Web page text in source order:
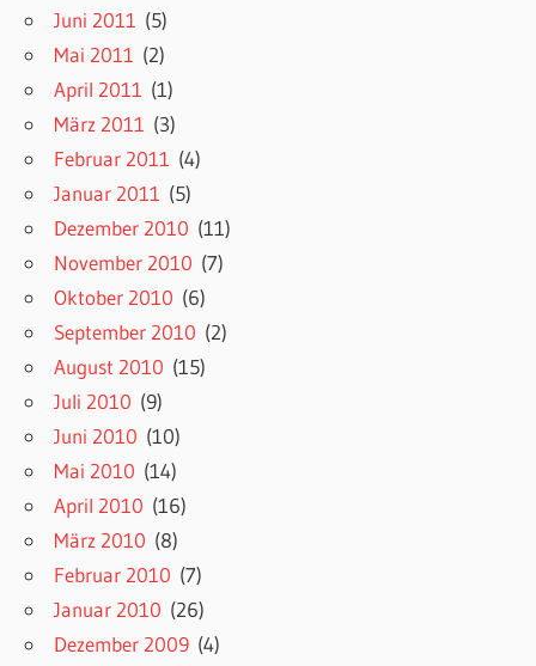
Juni 2011 (5)
Mai 2011 (2)
April 2011 (1)
März 2011 (3)
Februar 2011 (4)
Januar 2011 (5)
Dezember 2010 (11)
November 2010 (7)
Oktober 2010 (6)
September 2010 (2)
August 2010 (15)
Juli 2010 (9)
Juni 2010 (10)
Mai 2010 (14)
April 2010 (16)
März 2010 (8)
Februar 2010 (7)
Januar 2010 (26)
Dezember 2009 (4)